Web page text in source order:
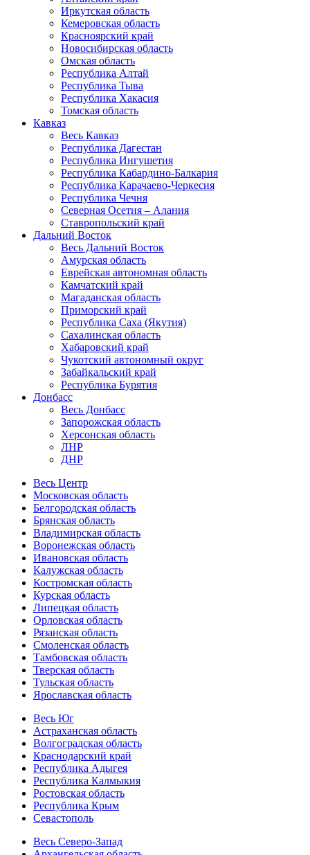
Иркутская область
Кемеровская область
Красноярский край
Новосибирская область
Омская область
Республика Алтай
Республика Тыва
Республика Хакасия
Томская область
Кавказ
Весь Кавказ
Республика Дагестан
Республика Ингушетия
Республика Кабардино-Балкария
Республика Карачаево-Черкесия
Республика Чечня
Северная Осетия – Алания
Ставропольский край
Дальний Восток
Весь Дальний Восток
Амурская область
Еврейская автономная область
Камчатский край
Магаданская область
Приморский край
Республика Саха (Якутия)
Сахалинская область
Хабаровский край
Чукотский автономный округ
Забайкальский край
Республика Бурятия
Донбасс
Весь Донбасс
Запорожская область
Херсонская область
ЛНР
ДНР
Весь Центр
Московская область
Белгородская область
Брянская область
Владимирская область
Воронежская область
Ивановская область
Калужская область
Костромская область
Курская область
Липецкая область
Орловская область
Рязанская область
Смоленская область
Тамбовская область
Тверская область
Тульская область
Ярославская область
Весь Юг
Астраханская область
Волгоградская область
Краснодарский край
Республика Адыгея
Республика Калмыкия
Ростовская область
Республика Крым
Севастополь
Весь Северо-Запад